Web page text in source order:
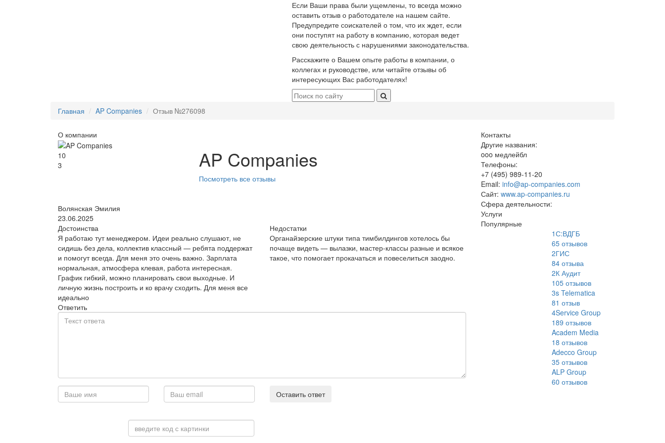
Если Ваши права были ущемлены, то всегда можно
оставить отзыв о работодателе на нашем сайте.
Предупредите соискателей о том, что их ждет, если
они поступят на работу в компанию, которая ведет
свою деятельность с нарушениями законодательства.
Расскажите о Вашем опыте работы в компании, о
коллегах и руководстве, или читайте отзывы об
интересующих Вас работодателях!
Главная AP Companies Отзыв №276098
О компании
10
3
AP Companies
Посмотреть все отзывы
Волянская Эмилия
23.06.2025
Достоинства
Я работаю тут менеджером. Идеи реально слушают, не
сидишь без дела, коллектив классный — ребята поддержат
и помогут всегда. Для меня это очень важно. Зарплата
нормальная, атмосфера клевая, работа интересная.
График гибкий, можно планировать свои выходные. И
личную жизнь построить и ко врачу сходить. Для меня все
идеально
Недостатки
Органайзерские штуки типа тимбилдингов хотелось бы
почаще видеть — вылазки, мастер-классы разные и всякое
такое, что помогает прокачаться и повеселиться заодно.
Ответить
Оставить ответ
Контакты
Другие названия:
ooo медлейбл
Телефоны:
+7 (495) 989-11-20
Email: info@ap-companies.com
Сайт: www.ap-companies.ru
Сфера деятельности:
Услуги
Популярные
1С:ВДГБ
65отзывов
2ГИС
84отзыва
2К Аудит
105отзывов
3s Telematica
81 отзыв
4Service Group
189 отзывов
Academ Media
18 отзывов
Adecco Group
35отзывов
ALP Group
60 отзывов